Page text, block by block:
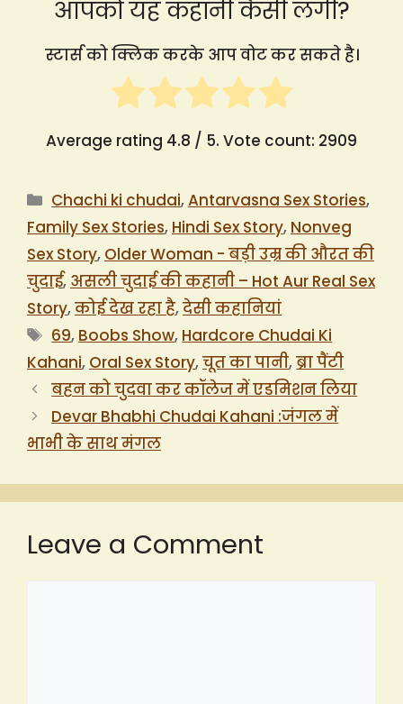
आपको यह कहानी कैसी लगी?
स्टार्स को क्लिक करके आप वोट कर सकते है।
Average rating 4.8 / 5. Vote count: 2909
Categories
Chachi ki chudai,Antarvasna Sex Stories,
Family Sex Stories, Hindi Sex Story, Nonveg
Sex Story, Older Woman - बड़ी उम्र की औरत की
चुदाई, असली चुदाई की कहानी – Hot Aur Real Sex
Story,कोई देख रहा है,देसी कहानियां
Tags
69, Boobs Show, Hardcore Chudai Ki
Kahani, Oral Sex Story,चूत का पानी,ब्रा पैंटी
बहन को चुदवा कर कॉलेज में एडमिशन लिया
Devar Bhabhi Chudai Kahani :जंगल में
भाभी के साथ मंगल
Leave a Comment